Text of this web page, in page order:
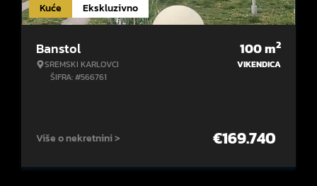
Kuće Ekskluzivno
Banstol
SREMSKI KARLOVCI
ŠIFRA: #566761
100m2
VIKENDICA
Više o nekretnini > €169.740